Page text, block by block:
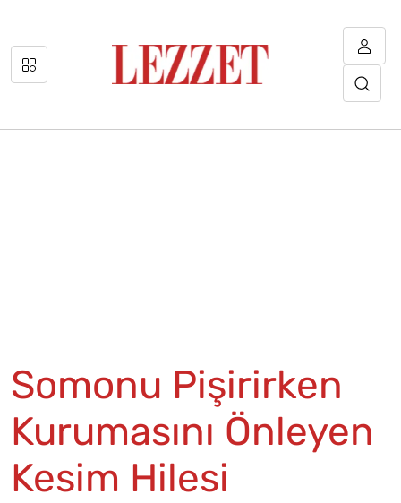
Somonu Pişirirken
Kurumasını Önleyen
Kesim Hilesi